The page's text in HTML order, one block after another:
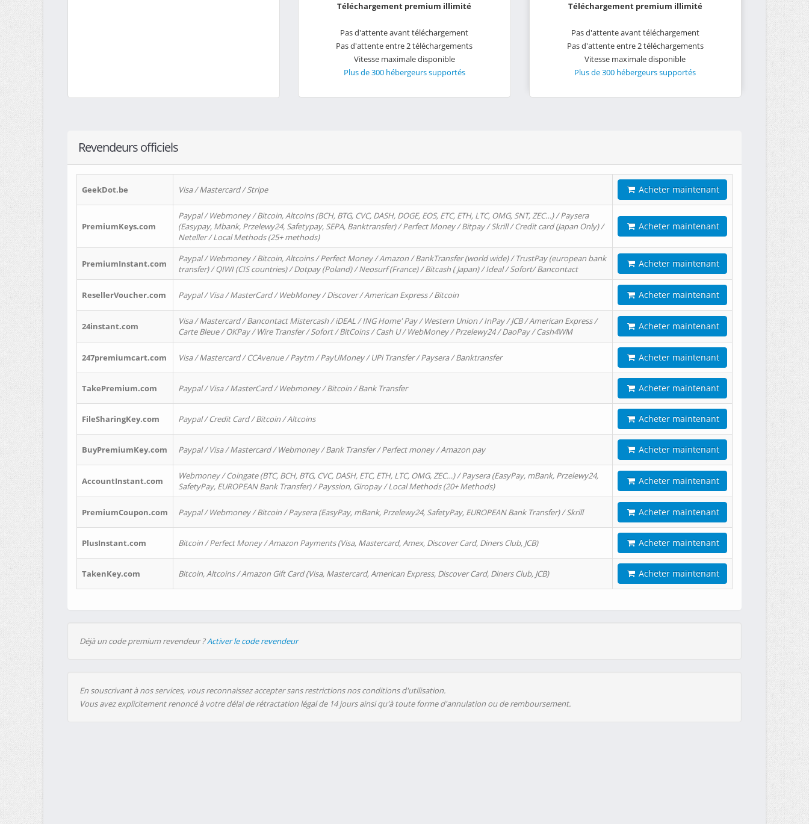
Téléchargement premium illimité
Pas d'attente avant téléchargement
Pas d'attente entre 2 téléchargements
Vitesse maximale disponible
Plus de 300 hébergeurs supportés
Téléchargement premium illimité
Pas d'attente avant téléchargement
Pas d'attente entre 2 téléchargements
Vitesse maximale disponible
Plus de 300 hébergeurs supportés
Revendeurs officiels
GeekDot.be Visa / Mastercard / Stripe Acheter maintenant
PremiumKeys.com
Paypal / Webmoney / Bitcoin, Altcoins (BCH, BTG, CVC, DASH, DOGE, EOS, ETC, ETH, LTC, OMG, SNT, ZEC…) / Paysera
(Easypay, Mbank, Przelewy24, Safetypay, SEPA, Banktransfer) / Perfect Money / Bitpay / Skrill / Credit card (Japan Only) /
Neteller / Local Methods (25+ methods)
Acheter maintenant
PremiumInstant.com
Paypal / Webmoney / Bitcoin, Altcoins / Perfect Money / Amazon / BankTransfer (world wide) / TrustPay (european bank
transfer) / QIWI (CIS countries) / Dotpay (Poland) / Neosurf (France) / Bitcash ( Japan) / Ideal / Sofort/ Bancontact
Acheter maintenant
ResellerVoucher.com Paypal / Visa / MasterCard / WebMoney / Discover / American Express / Bitcoin Acheter maintenant
24instant.com
Visa / Mastercard / Bancontact Mistercash / iDEAL / ING Home' Pay / Western Union / InPay / JCB / American Express /
Carte Bleue / OKPay / Wire Transfer / Sofort / BitCoins / Cash U / WebMoney / Przelewy24 / DaoPay / Cash4WM
Acheter maintenant
247premiumcart.com Visa / Mastercard / CCAvenue / Paytm / PayUMoney / UPi Transfer / Paysera / Banktransfer Acheter maintenant
TakePremium.com Paypal / Visa / MasterCard / Webmoney / Bitcoin / Bank Transfer Acheter maintenant
FileSharingKey.com Paypal / Credit Card / Bitcoin / Altcoins Acheter maintenant
BuyPremiumKey.com Paypal / Visa / Mastercard / Webmoney / Bank Transfer / Perfect money / Amazon pay Acheter maintenant
AccountInstant.com
Webmoney / Coingate (BTC, BCH, BTG, CVC, DASH, ETC, ETH, LTC, OMG, ZEC…) / Paysera (EasyPay, mBank, Przelewy24,
SafetyPay, EUROPEAN Bank Transfer) / Payssion, Giropay / Local Methods (20+ Methods)
Acheter maintenant
PremiumCoupon.com Paypal / Webmoney / Bitcoin / Paysera (EasyPay, mBank, Przelewy24, SafetyPay, EUROPEAN Bank Transfer) / Skrill Acheter maintenant
PlusInstant.com Bitcoin / Perfect Money / Amazon Payments (Visa, Mastercard, Amex, Discover Card, Diners Club, JCB) Acheter maintenant
TakenKey.com Bitcoin, Altcoins / Amazon Gift Card (Visa, Mastercard, American Express, Discover Card, Diners Club, JCB) Acheter maintenant
Déjà un code premium revendeur ?Activer le code revendeur
En souscrivant à nos services, vous reconnaissez accepter sans restrictions nos conditions d'utilisation.
Vous avez explicitement renoncé à votre délai de rétractation légal de 14 jours ainsi qu'à toute forme d'annulation ou de remboursement.